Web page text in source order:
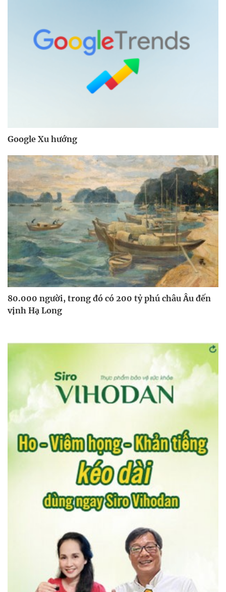
Google Xu hướng
80.000 người, trong đó có 200 tỷ phú châu Âu đến
vịnh Hạ Long